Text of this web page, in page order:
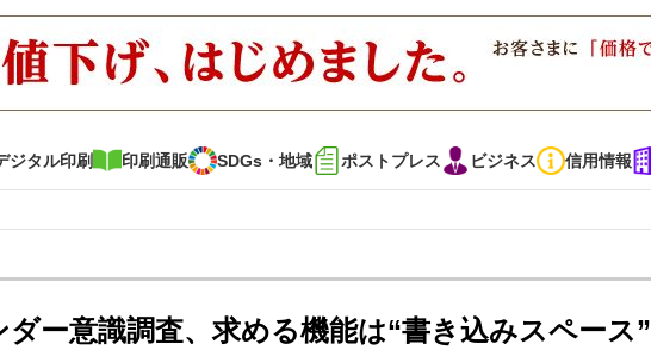
ジタル印刷 印刷通販 SDGs・地域 ポストプレス ビジネス 信用情報
コンテンツ インタビュー コレクション
ー意識調査、求める機能は“書き込みスペース”